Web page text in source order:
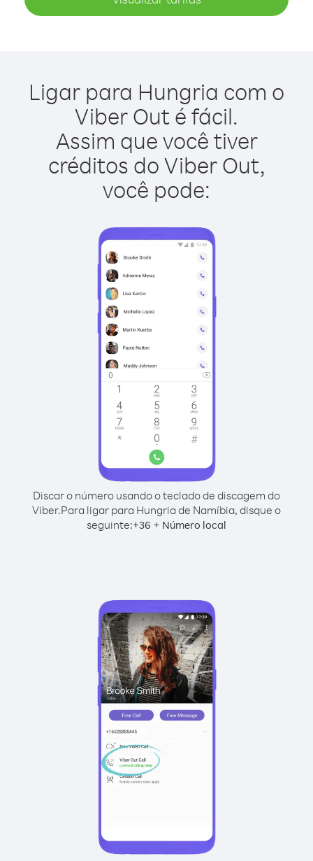
Ligar para Hungria com o
Viber Out é fácil.
Assim que você tiver
créditos do Viber Out,
você pode:
Discar o número usando o teclado de discagem do
Viber.Para ligar para Hungria de Namíbia, disque o
seguinte:+36 + Número local